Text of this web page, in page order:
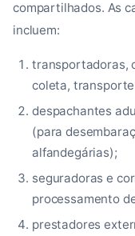
compartilhados. As
incluem:
transportadoras,
coleta,
despachantes
(para
alfandegárias);
seguradoras e
processamento
prestadores